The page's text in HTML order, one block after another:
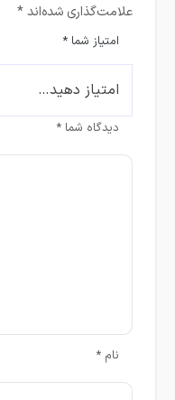
علامت‌گذاری شده‌اند*
امتیاز شما*
دیدگاه شما*
نام*